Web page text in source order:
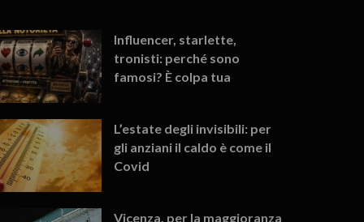
Influencer, starlette,
tronisti: perché sono
famosi? È colpa tua
L’estate degli invisibili: per
gli anziani il caldo è come il
Covid
Vicenza, per la maggioranza